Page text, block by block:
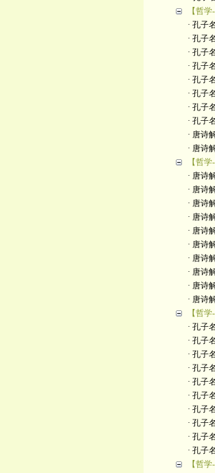
【哲学-
· 孔子
· 孔子
· 孔子
· 孔子
· 孔子
· 孔子
· 孔子
· 孔子
· 唐诗
· 唐诗
【哲学-
· 唐诗
· 唐诗
· 唐诗
· 唐诗
· 唐诗
· 唐诗
· 唐诗
· 唐诗
· 唐诗
· 唐诗
【哲学-
· 孔子
· 孔子
· 孔子
· 孔子
· 孔子
· 孔子
· 孔子
· 孔子
· 孔子
· 孔子
【哲学-